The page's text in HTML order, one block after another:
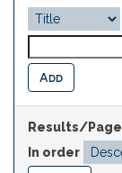
Results/Page
In order